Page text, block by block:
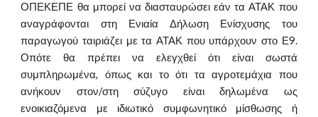
ΟΠΕΚΕΠΕ θα μπορεί να διασταυρώσει εάν τα ΑΤΑΚ που
αναγράφονται στη Ενιαία Δήλωση Ενίσχυσης του
παραγωγού ταιριάζει με τα ΑΤΑΚ που υπάρχουν στο Ε9.
Οπότε θα πρέπει να ελεγχθεί ότι είναι σωστά
συμπληρωμένα, όπως και το ότι τα αγροτεμάχια που
ανήκουν στον/στη σύζυγο είναι δηλωμένα ως
ενοικιαζόμενα με ιδιωτικό συμφωνητικό μίσθωσης ή